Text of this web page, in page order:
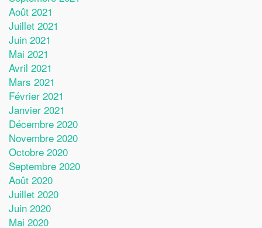
Août 2021
Juillet 2021
Juin 2021
Mai 2021
Avril 2021
Mars 2021
Février 2021
Janvier 2021
Décembre 2020
Novembre 2020
Octobre 2020
Septembre 2020
Août 2020
Juillet 2020
Juin 2020
Mai 2020